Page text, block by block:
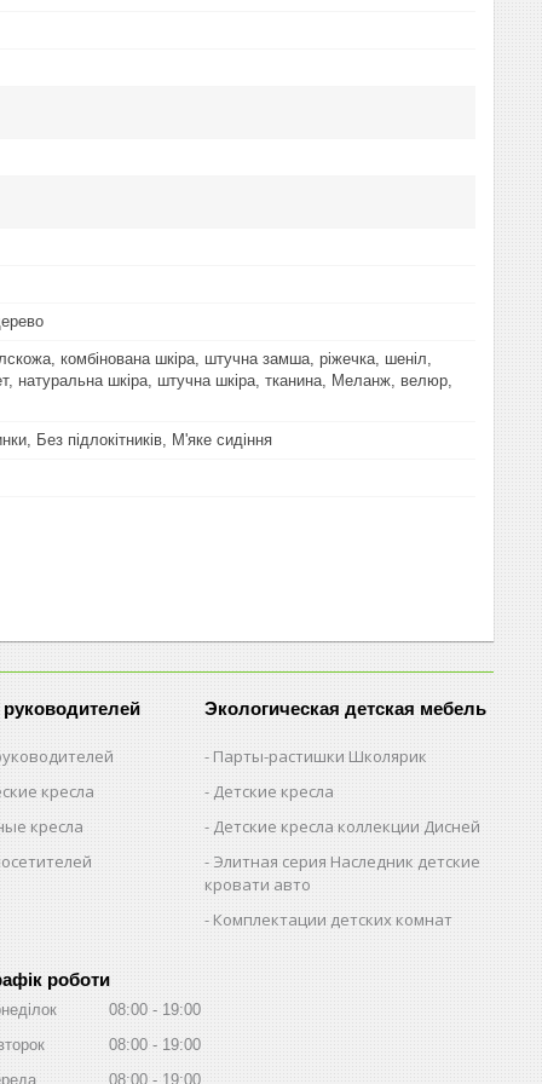
комбінована шкіра, штучна замша, ріжечка, шеніл,
натуральна шкіра, штучна шкіра, тканина, Меланж, велюр,
Без підлокітників, М'яке сидіння
кресла
кресла
Экологическая детская мебель
Парты-растишки Школярик
Детские кресла
Детские кресла коллекции Дисней
Элитная серия Наследник детские
кровати авто
Комплектации детских комнат
роботи
08:00
19:00
08:00
19:00
08:00 19:00